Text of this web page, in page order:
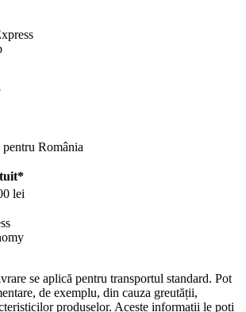
România
lei
se aplică pentru transportul standard. Pot
de exemplu, din cauza greutății,
produselor. Aceste informații le poți